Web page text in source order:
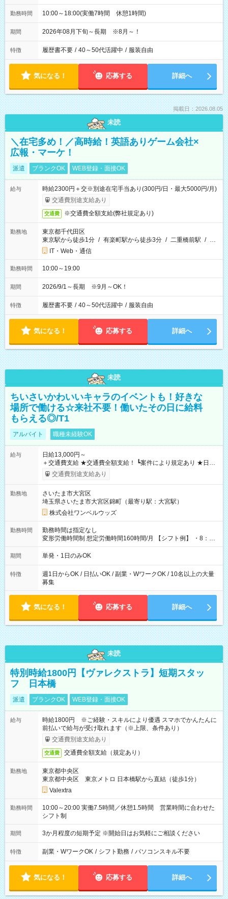
勤務時間 10:00～18:00(実働7時間 休憩1時間)
期間 2026年08月下旬～長期 ※8月～！
特徴 履歴書不要 / 40～50代活躍中 / 服装自由
気になる！ 応募する 詳細へ
掲載日：2026.08.05
未読
＼在宅多め！／高時給！英語ありゲーム会社×
広報・マーケ！
派遣 ブランクOK WEB登録・面接OK
給与
時給2300円＋交※別途在宅手当あり(300円/日・最大5000円/月)
交通費別途支給あり
交通費 ※交通費全額支給(弊社規定あり)
勤務地
東京都千代田区
東京駅から徒歩1分 / 有楽町駅から徒歩3分 / 二重橋前駅 / …
IT・Web・通信
勤務時間 10:00～19:00
期間 2026/9/1～長期 ※9月～OK！
特徴 履歴書不要 / 40～50代活躍中 / 服装自由
気になる！ 応募する 詳細へ
未読
ちいさいかわいいキャラのイベントも！好きな
場所で働ける☆来社不要！働いたその日に給料
もらえる◎/T1
アルバイト 職種未経験OK
給与
日給13,000円～
＋交通費支給 ★交通費全額支給！ ┗案件により規定あり ★日払
いOK！（規定あり） ┗働いたその日に現金GET♪ お仕事後はコ
ンビニATMから 日払い分を引き落とせます！ 【試用期間】試
交通費別途支給あり
勤務地
さいたま市大宮区
埼玉県さいたま市大宮区錦町（最寄り駅：大宮駅）
株式会社ワンベルウッズ
勤務時間
勤務時間は指定なし
変形労働時間制 想定労働時間160時間/月 【シフト例】 ・8：00
～21：00
期間 単発・1日のみOK
特徴
週1日からOK / 日払いOK / 副業・WワークOK / 10名以上の大量
募集
気になる！ 応募する 詳細へ
未読
特別時給1800円【ヴァレクストラ】短期スタッ
フ 日本橋
派遣 ブランクOK WEB登録・面接OK
給与
時給1800円 ※ご経験・スキルにより優遇 スマホでかんたんに
前払いで給与が受け取れます（※上限、条件あり）
交通費別途支給あり
交通費 交通費全額支給（規定あり）
勤務地
東京都中央区
東京都中央区 東京メトロ 日本橋駅から直結（徒歩1分）
Valextra
勤務時間
10:00～20:00 実働7.5時間／休憩1.5時間 営業時間に合わせた
シフト制
期間 3か月程度の短期予定 ※開始日はお気軽にご相談ください
特徴 副業・WワークOK / シフト勤務 / パソコンスキル不要
気になる！ 応募する 詳細へ